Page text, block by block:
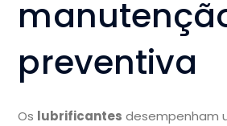
preventiva
Os lubrificantes desempenham